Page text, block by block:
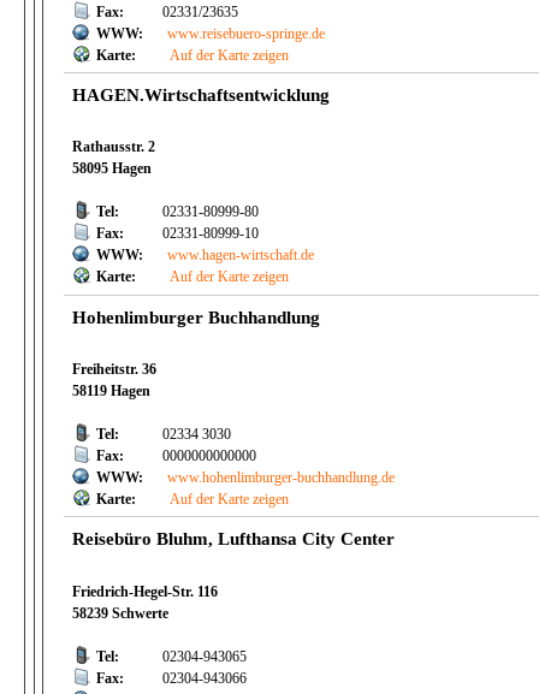
Fax:
02331/23635
WWW:
www.reisebuero-springe.de
Karte:
Auf der Karte zeigen
HAGEN.Wirtschaftsentwicklung
Rathausstr. 2
58095 Hagen
Tel:
02331-80999-80
Fax:
02331-80999-10
WWW:
www.hagen-wirtschaft.de
Karte:
Auf der Karte zeigen
Hohenlimburger Buchhandlung
Freiheitstr. 36
58119 Hagen
Tel:
02334 3030
Fax:
0000000000000
WWW:
www.hohenlimburger-buchhandlung.de
Karte:
Auf der Karte zeigen
Reisebüro Bluhm, Lufthansa City Center
Friedrich-Hegel-Str. 116
58239 Schwerte
Tel:
02304-943065
Fax:
02304-943066